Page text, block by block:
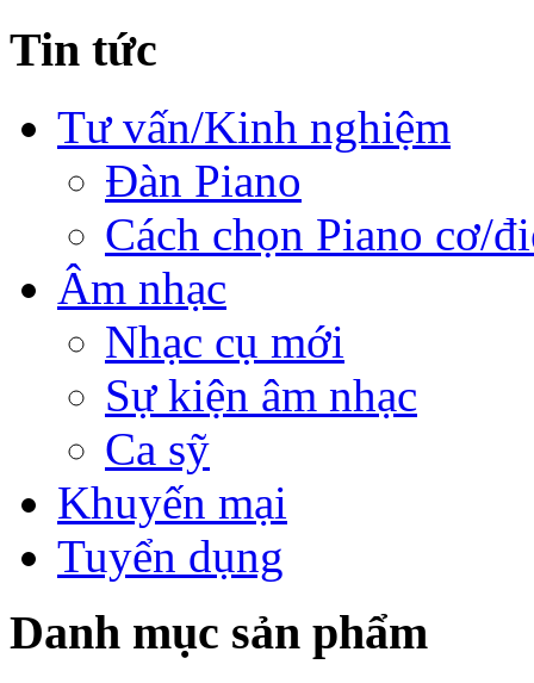
Tin tức
Tư vấn/Kinh nghiệm
Đàn Piano
Cách chọn Piano cơ/
Âm nhạc
Nhạc cụ mới
Sự kiện âm nhạc
Ca sỹ
Khuyến mại
Tuyển dụng
Danh mục sản phẩm